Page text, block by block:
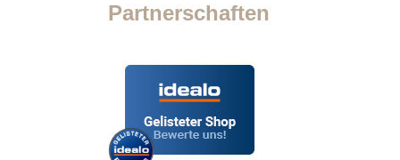
Partnerschaften